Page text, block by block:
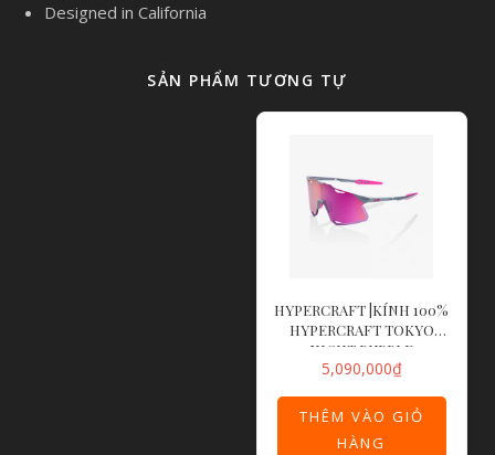
Designed in California
SẢN PHẨM TƯƠNG TỰ
HYPERCRAFT |KÍNH 100%
HYPERCRAFT TOKYO
NIGHT PURPLE
MULTILAYER MIRROR
5,090,000₫
THÊM VÀO GIỎ
HÀNG